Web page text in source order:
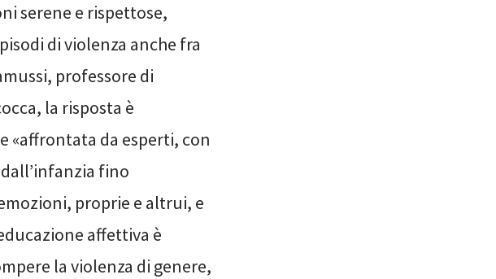
serene e rispettose,
di violenza anche fra
professore di
la risposta è
«affrontata da esperti, con
fino
proprie e altrui, e
affettiva è
la violenza di genere,